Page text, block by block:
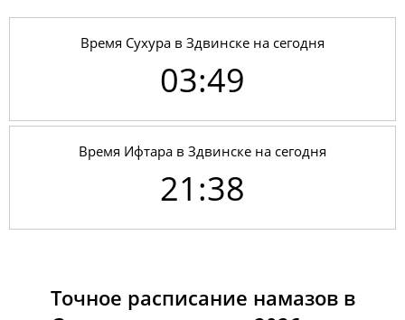
Время Сухура в Здвинске на сегодня
03:49
Время Ифтара в Здвинске на сегодня
21:38
Точное расписание намазов в